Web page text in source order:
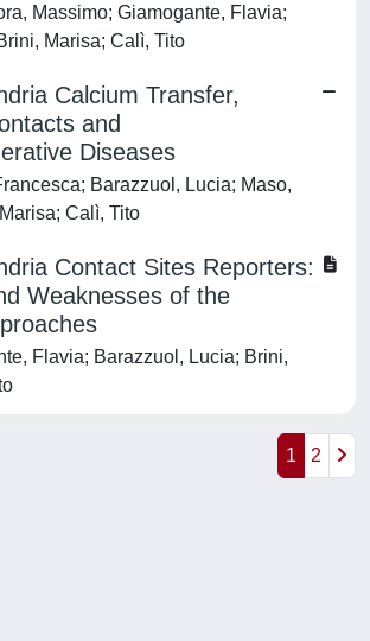
Massimo; Giamogante, Flavia;
Marisa; Calì, Tito
Calcium Transfer,
and
Diseases
Barazzuol, Lucia; Maso,
Calì, Tito
Contact Sites Reporters:
Weaknesses of the
Flavia; Barazzuol, Lucia; Brini,
1 2